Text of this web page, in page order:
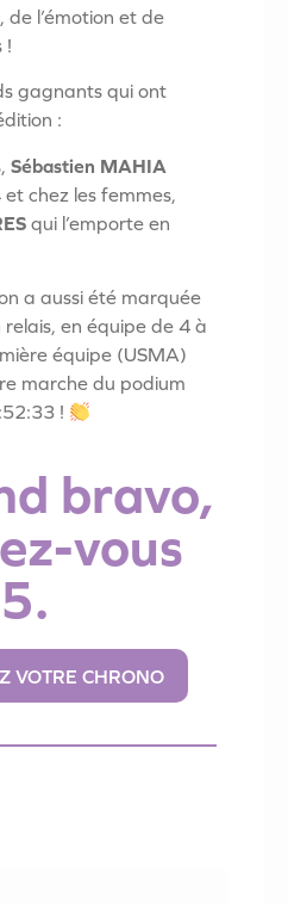
de l’émotion et de
!
gagnants qui ont
:
Sébastien MAHIA
chez les femmes,
qui l’emporte en
a aussi été marquée
en équipe de 4 à
équipe (USMA)
marche du podium
!
bravo,
vous
VOTRE CHRONO